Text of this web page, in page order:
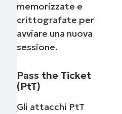
memorizzate e
crittografate per
avviare una nuova
sessione.
Pass the Ticket
(PtT)
Gli attacchi PtT